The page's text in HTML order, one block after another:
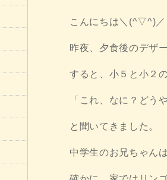
こんにちは＼(^▽^)
昨夜、夕食後のデザ
すると、小５と小２
「これ、なに？どう
と聞いてきました。
中学生のお兄ちゃん